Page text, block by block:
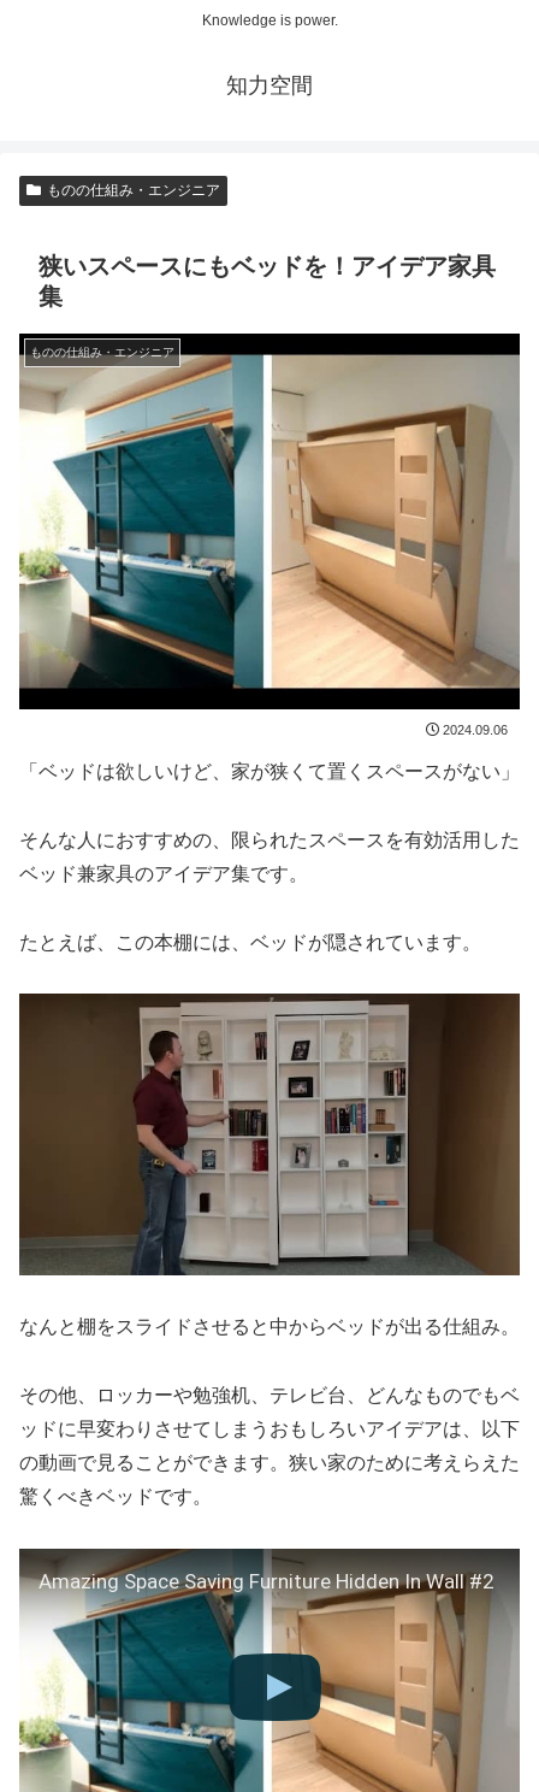
Knowledge is power.
知力空間
ものの仕組み・エンジニア
狭いスペースにもベッドを！アイデア家具
集
ものの仕組み・エンジニア
2024.09.06
「ベッドは欲しいけど、家が狭くて置くスペースがない」
そんな人におすすめの、限られたスペースを有効活用した
ベッド兼家具のアイデア集です。
たとえば、この本棚には、ベッドが隠されています。
なんと棚をスライドさせると中からベッドが出る仕組み。
その他、ロッカーや勉強机、テレビ台、どんなものでもベ
ッドに早変わりさせてしまうおもしろいアイデアは、以下
の動画で見ることができます。狭い家のために考えらえた
驚くべきベッドです。
Amazing Space Saving Furniture Hidden In Wall #2